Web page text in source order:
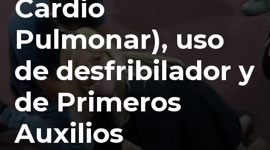
Cardio
Pulmonar), uso
de desfribilador y
de Primeros
Auxilios